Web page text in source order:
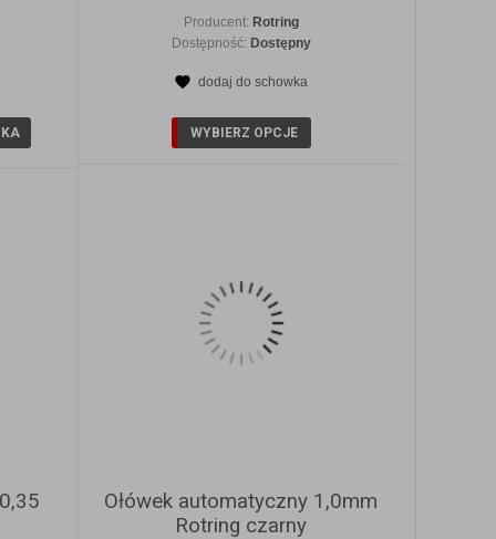
Producent: Rotring
Dostępność: Dostępny
dodaj do schowka
WYBIERZ OPCJE
Ołówek automatyczny 1,0mm
Rotring czarny